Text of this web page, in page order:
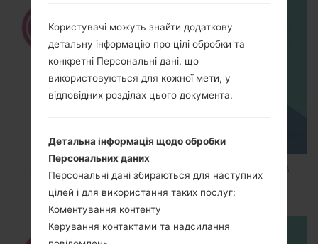
How to Factory Reset through code on LG K8
Користувачі можуть знайти додаткову
детальну інформацію про цілі обробки та
конкретні Персональні дані, що
використовуються для кожної мети, у
відповідних розділах цього документа.
Детальна інформація щодо обробки
Персональних даних
Персональні дані збираються для наступних
цілей і для використання таких послуг:
Коментування контенту
Керування контактами та надсилання